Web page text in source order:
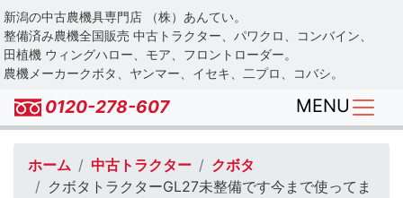
Skip
to
main
content
新潟の中古農機具専門店 （株）あんてい。
整備済み農機全国販売 中古トラクター、パワクロ、コンバイン、
田植機 ウィングハロー、モア、フロントローダー。
農機メーカークボタ、ヤンマー、イセキ、二プロ、コバシ。
0120-278-607 MENU
ホーム 中古トラクター
クボタ
クボタトラクターGL27未整備です今まで使ってま